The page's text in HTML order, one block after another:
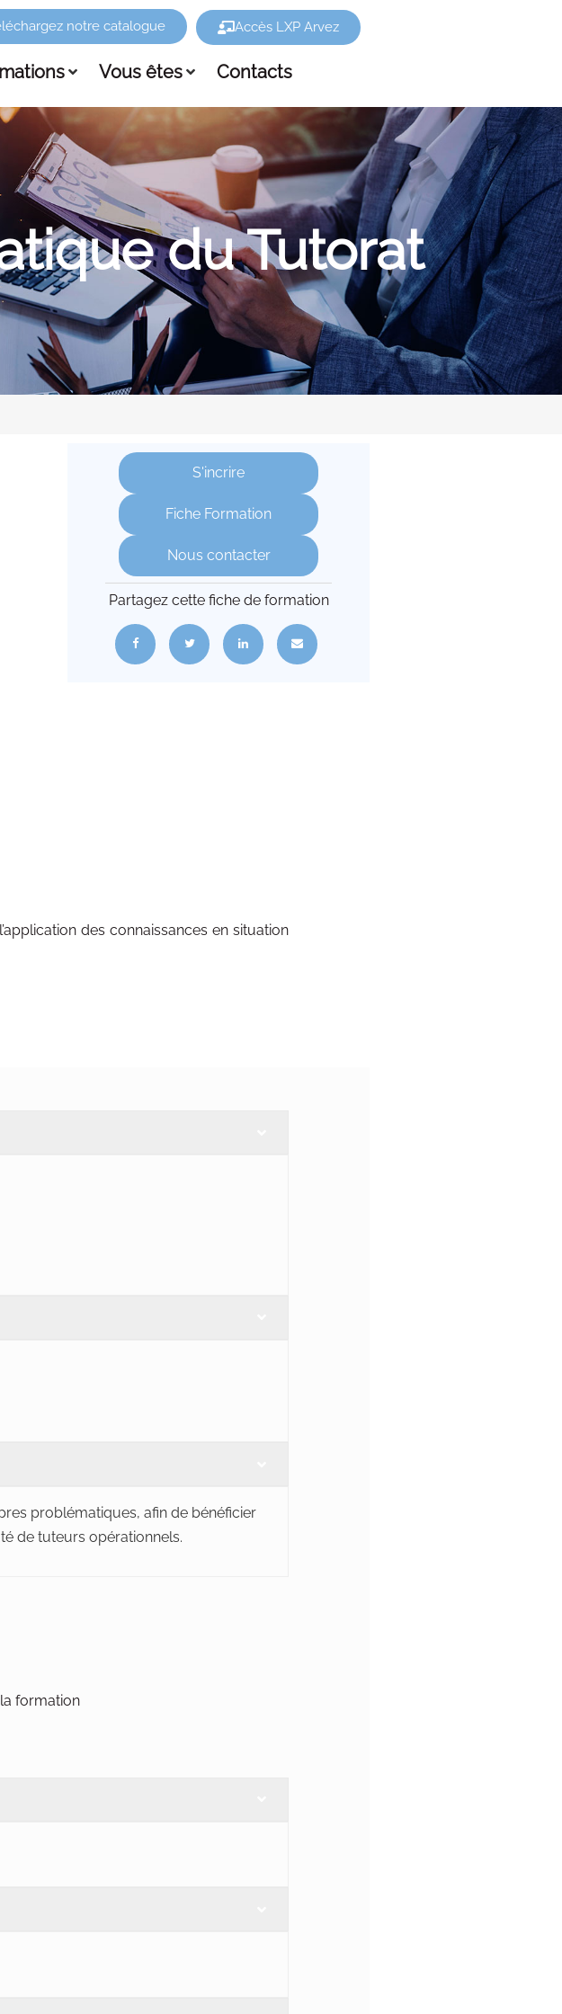
notre catalogue Accès LXP Arvez
Vous êtes Contacts
du Tutorat
S'incrire
Fiche Formation
Nous contacter
Partagez cette fiche de formation
des connaissances en situation
problématiques, afin de bénéficier
de tuteurs opérationnels.
formation